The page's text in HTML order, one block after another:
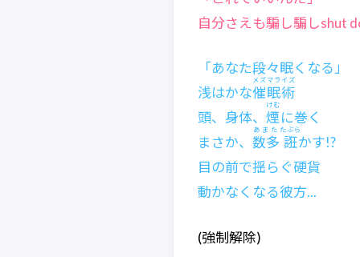
自分さえも騙し騙しshut
「あなた段々眠くなる」
浅はかな催眠術
メズマライズ
頭、身体、 煙
けむ
に巻く
まさか、 数多
あまた
誑
たぶら
かす!?
目の前で揺らぐ硬貨
動かなくなる彼方...
(強制解除)